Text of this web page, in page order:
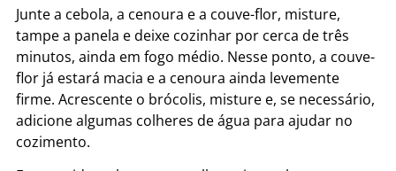
Junte a cebola, a cenoura e a couve-flor, misture,
tampe a panela e deixe cozinhar por cerca de três
minutos, ainda em fogo médio. Nesse ponto, a couve-
flor já estará macia e a cenoura ainda levemente
firme. Acrescente o brócolis, misture e, se necessário,
adicione algumas colheres de água para ajudar no
cozimento.